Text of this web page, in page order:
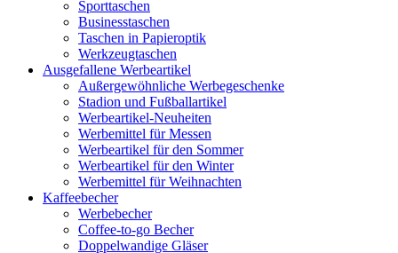
Sporttaschen
Businesstaschen
Taschen in Papieroptik
Werkzeugtaschen
Ausgefallene Werbeartikel
Außergewöhnliche Werbegeschenke
Stadion und Fußballartikel
Werbeartikel-Neuheiten
Werbemittel für Messen
Werbeartikel für den Sommer
Werbeartikel für den Winter
Werbemittel für Weihnachten
Kaffeebecher
Werbebecher
Coffee-to-go Becher
Doppelwandige Gläser